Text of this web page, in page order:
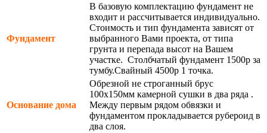
Фундамент
В базовую комплектацию фундамент не
входит и рассчитывается индивидуально.
Стоимость и тип фундамента зависят от
выбранного Вами проекта, от типа
грунта и перепада высот на Вашем
участке. Столбчатый фундамент 1500р за
тумбу.Свайный 4500р 1 точка.
Основание дома
Обрезной не строганный брус
100х150мм камерной сушки в два ряда .
Между первым рядом обвязки и
фундаментом прокладывается рубероид в
два слоя.